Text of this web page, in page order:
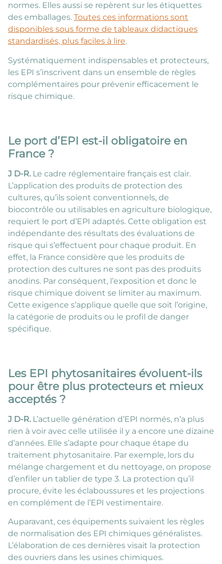
normes. Elles aussi se repèrent sur les étiquettes
des emballages. Toutes ces informations sont
disponibles sous forme de tableaux didactiques
standardisés, plus faciles à lire.
Systématiquement indispensables et protecteurs,
les EPI s’inscrivent dans un ensemble de règles
complémentaires pour prévenir efficacement le
risque chimique.
Le port d’EPI est-il obligatoire en
France ?
J D-R. Le cadre réglementaire français est clair.
L’application des produits de protection des
cultures, qu’ils soient conventionnels, de
biocontrôle ou utilisables en agriculture biologique,
requiert le port d’EPI adaptés. Cette obligation est
indépendante des résultats des évaluations de
risque qui s’effectuent pour chaque produit. En
effet, la France considère que les produits de
protection des cultures ne sont pas des produits
anodins. Par conséquent, l’exposition et donc le
risque chimique doivent se limiter au maximum.
Cette exigence s’applique quelle que soit l’origine,
la catégorie de produits ou le profil de danger
spécifique.
Les EPI phytosanitaires évoluent-ils
pour être plus protecteurs et mieux
acceptés ?
J D-R. L’actuelle génération d’EPI normés, n’a plus
rien à voir avec celle utilisée il y a encore une dizaine
d’années. Elle s’adapte pour chaque étape du
traitement phytosanitaire. Par exemple, lors du
mélange chargement et du nettoyage, on propose
d’enfiler un tablier de type 3. La protection qu’il
procure, évite les éclaboussures et les projections
en complément de l’EPI vestimentaire.
Auparavant, ces équipements suivaient les règles
de normalisation des EPI chimiques généralistes.
L’élaboration de ces dernières visait la protection
des ouvriers dans les usines chimiques.